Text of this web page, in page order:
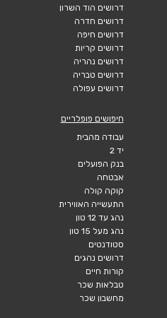
דרושים הוד השרון
דרושים חדרה
דרושים חיפה
דרושים קריות
דרושים נהריה
דרושים טבריה
דרושים עפולה
חיפושים פופלריים
עבודה מהבית
יד 2
בנק הפועלים
אבטחה
קוקה קולה
התעשייה האווירית
נהג עד 12 טון
נהג מעל 15 טון
סטודנטים
דרושים נהגים
קורות חיים
טבלאות שכר
מחשבון שכר